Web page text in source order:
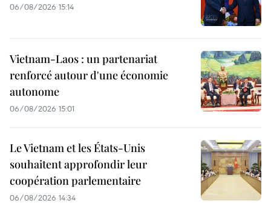
06/08/2026 15:14
Vietnam-Laos : un partenariat
renforcé autour d'une économie
autonome
06/08/2026 15:01
Le Vietnam et les États-Unis
souhaitent approfondir leur
coopération parlementaire
06/08/2026 14:34